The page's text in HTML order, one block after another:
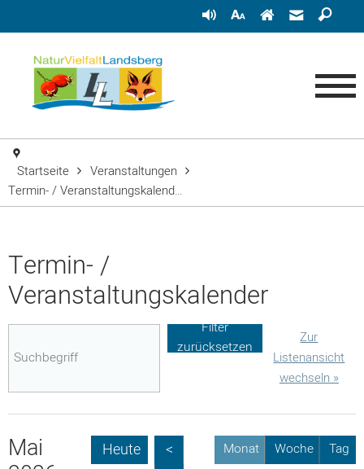
Startseite
Veranstaltungen
Termin- / Veranstaltungskalend…
Termin- /
Veranstaltungskalender
Filter
zurücksetzen
Zur
Listenansicht
wechseln»
Mai
Heute
<
Monat Woche Tag